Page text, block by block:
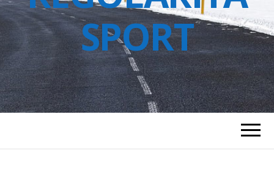
SPORT